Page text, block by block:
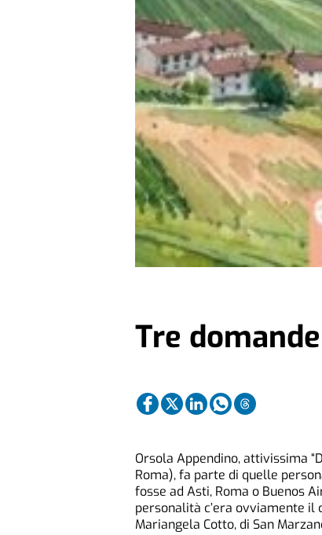
Tre
Orsola Appendino, attivissima
Roma), fa parte di quelle
fosse ad Asti, Roma o Buenos
personalità c’era ovviamente il
Mariangela Cotto, di San